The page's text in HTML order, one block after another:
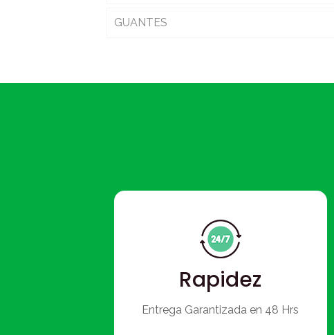
GUANTES
Rapidez
Entrega Garantizada en 48 Hrs